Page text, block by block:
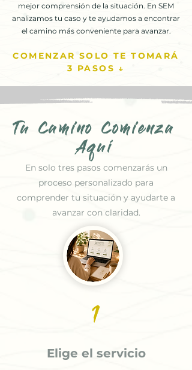
mejor comprensión de la situación. En SEM
analizamos tu caso y te ayudamos a encontrar
el camino más conveniente para avanzar.
COMENZAR SOLO TE TOMARÁ
3 PASOS ↓
Tu Camino Comienza
Aquí
En solo tres pasos comenzarás un
proceso personalizado para
comprender tu situación y ayudarte a
avanzar con claridad.
1
Elige el servicio